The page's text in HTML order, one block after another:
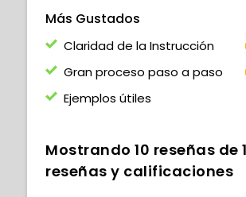
Más Gustados
Claridad de la Instrucción
Gran proceso paso a paso
Ejemplos útiles
Mostrando 10 reseñas de
reseñas y calificaciones